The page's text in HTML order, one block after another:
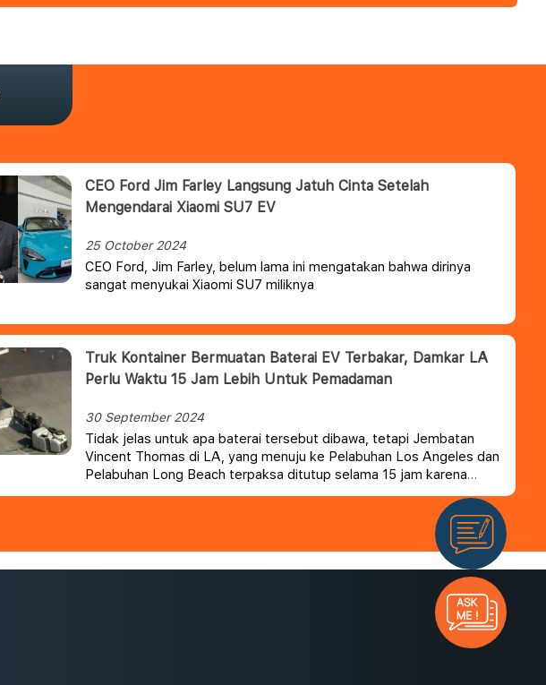
CEO Ford Jim Farley Langsung Jatuh Cinta Setelah
Mengendarai Xiaomi SU7 EV
25 October 2024
CEO Ford, Jim Farley, belum lama ini mengatakan bahwa dirinya
sangat menyukai Xiaomi SU7 miliknya
Truk Kontainer Bermuatan Baterai EV Terbakar, Damkar LA
Perlu Waktu 15 Jam Lebih Untuk Pemadaman
30 September 2024
Tidak jelas untuk apa baterai tersebut dibawa, tetapi Jembatan
Vincent Thomas di LA, yang menuju ke Pelabuhan Los Angeles dan
Pelabuhan Long Beach terpaksa ditutup selama 15 jam karena
sulitnya memadamkan api dari baterai EV yang terbakar.